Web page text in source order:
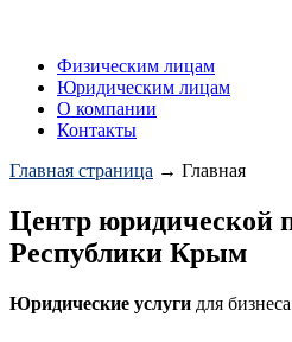
Физическим лицам
Юридическим лицам
О компании
Контакты
Главная страница → Главная
Центр юридической
Республики Крым
Юридические услуги для